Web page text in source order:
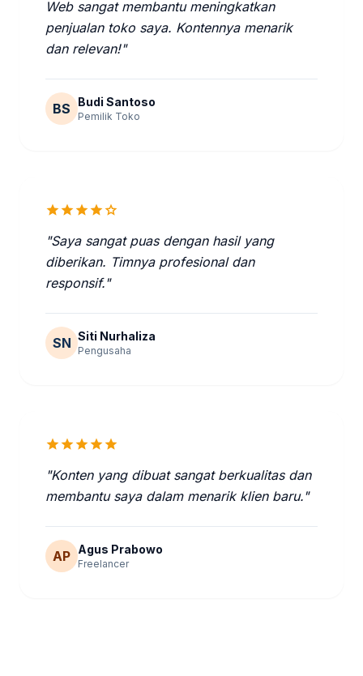
Web sangat membantu meningkatkan
penjualan toko saya. Kontennya menarik
dan relevan!"
BS Budi Santoso
Pemilik Toko
starstarstarstarstar
"Saya sangat puas dengan hasil yang
diberikan. Timnya profesional dan
responsif."
SN Siti Nurhaliza
Pengusaha
starstarstarstarstar
"Konten yang dibuat sangat berkualitas dan
membantu saya dalam menarik klien baru."
AP Agus Prabowo
Freelancer